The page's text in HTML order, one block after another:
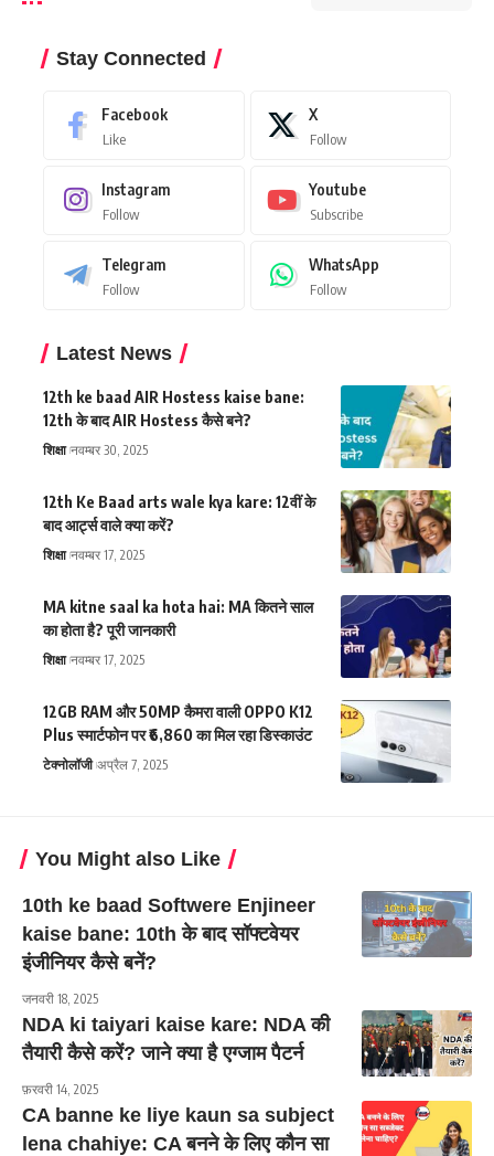
Stay Connected
Facebook
Like
X
Follow
Instagram
Follow
Youtube
Subscribe
Telegram
Follow
WhatsApp
Follow
Latest News
12th ke baad AIR Hostess kaise bane:
12th के बाद AIR Hostess कैसे बने?
शिक्षा नवम्बर 30, 2025
12th Ke Baad arts wale kya kare: 12वीं के
बाद आर्ट्स वाले क्या करें?
शिक्षा नवम्बर 17, 2025
MA kitne saal ka hota hai: MA कितने साल
का होता है? पूरी जानकारी
शिक्षा नवम्बर 17, 2025
12GB RAM और 50MP कैमरा वाली OPPO K12
Plus स्मार्टफोन पर ₹6,860 का मिल रहा डिस्काउंट
टेक्नोलॉजी अप्रैल 7, 2025
You Might also Like
10th ke baad Softwere Enjineer
kaise bane: 10th के बाद सॉफ्टवेयर
इंजीनियर कैसे बनें?
जनवरी 18, 2025
NDA ki taiyari kaise kare: NDA की
तैयारी कैसे करें? जाने क्या है एग्जाम पैटर्न
फ़रवरी 14, 2025
CA banne ke liye kaun sa subject
lena chahiye: CA बनने के लिए कौन सा